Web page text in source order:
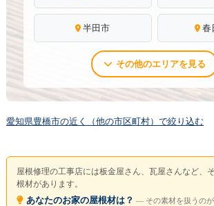
半田市 春
その他のエリアを見る
愛知県豊橋市の近く（他の市区町村）で絞り込む
屋根修理の工事店には板金屋さん、瓦屋さんなど、
根材があります。
あなたのお家の屋根材は？ ― その素材を扱うの